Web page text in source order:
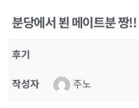
분당에서 뵌 메이트분 짱!!
후기
작성자 주노